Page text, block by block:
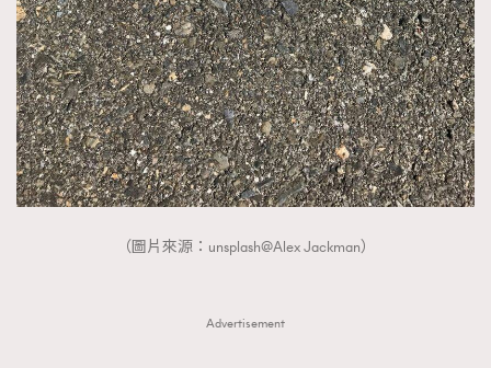
（圖片來源：unsplash@Alex Jackman）
Advertisement